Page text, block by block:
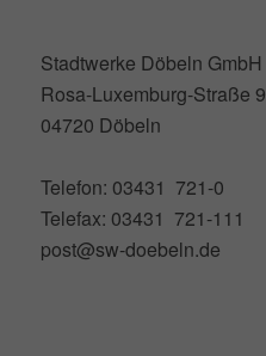
Stadtwerke Döbeln GmbH
Rosa-Luxemburg-Straße 9
04720 Döbeln
Telefon: 03431 721-0
Telefax: 03431 721-111
post@sw-doebeln.de